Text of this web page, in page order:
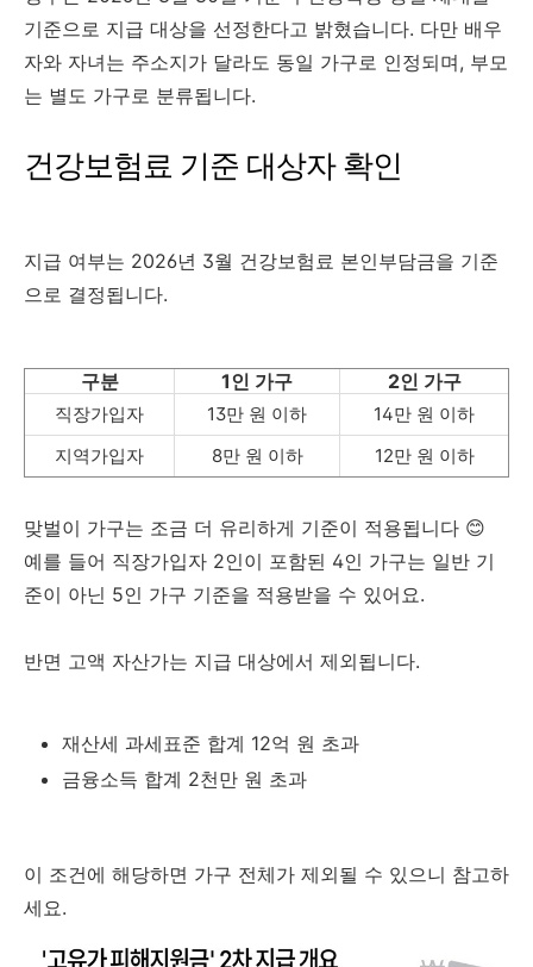
기준으로 지급 대상을 선정한다고 밝혔습니다. 다만 배우
자와 자녀는 주소지가 달라도 동일 가구로 인정되며, 부모
는 별도 가구로 분류됩니다.
건강보험료 기준 대상자 확인
지급 여부는 2026년 3월 건강보험료 본인부담금을 기준
으로 결정됩니다.
구분 1인 가구 2인 가구
직장가입자 13만 원 이하
14만 원 이하
지역가입자
8만 원 이하 12만 원 이하
맞벌이 가구는 조금 더 유리하게 기준이 적용됩니다 😊
예를 들어 직장가입자 2인이 포함된 4인 가구는 일반 기
준이 아닌 5인 가구 기준을 적용받을 수 있어요.
반면 고액 자산가는 지급 대상에서 제외됩니다.
재산세 과세표준 합계 12억 원 초과
금융소득 합계 2천만 원 초과
이 조건에 해당하면 가구 전체가 제외될 수 있으니 참고하
세요.